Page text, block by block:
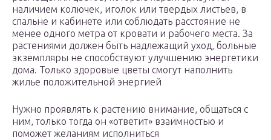
наличием колючек, иголок или твердых листьев, в
спальне и кабинете или соблюдать расстояние не
менее одного метра от кровати и рабочего места. За
растениями должен быть надлежащий уход, больные
экземпляры не способствуют улучшению энергетики
дома. Только здоровые цветы смогут наполнить
жилье положительной энергией
Нужно проявлять к растению внимание, общаться с
ним, только тогда он «ответит» взаимностью и
поможет желаниям исполниться